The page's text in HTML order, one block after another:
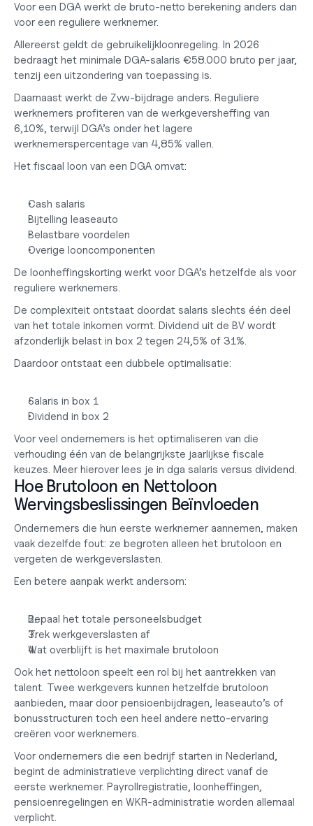
Voor een DGA werkt de bruto-netto berekening anders dan
voor een reguliere werknemer.
Allereerst geldt de gebruikelijkloonregeling. In 2026
bedraagt het minimale DGA-salaris €58.000 bruto per jaar,
tenzij een uitzondering van toepassing is.
Daarnaast werkt de Zvw-bijdrage anders. Reguliere
werknemers profiteren van de werkgeversheffing van
6,10%, terwijl DGA’s onder het lagere
werknemerspercentage van 4,85% vallen.
Het fiscaal loon van een DGA omvat:
Cash salaris
Bijtelling leaseauto
Belastbare voordelen
Overige looncomponenten
De loonheffingskorting werkt voor DGA’s hetzelfde als voor
reguliere werknemers.
De complexiteit ontstaat doordat salaris slechts één deel
van het totale inkomen vormt. Dividend uit de BV wordt
afzonderlijk belast in box 2 tegen 24,5% of 31%.
Daardoor ontstaat een dubbele optimalisatie:
Salaris in box 1
Dividend in box 2
Voor veel ondernemers is het optimaliseren van die
verhouding één van de belangrijkste jaarlijkse fiscale
keuzes. Meer hierover lees je in dga salaris versus dividend.
Hoe Brutoloon en Nettoloon
Wervingsbeslissingen Beïnvloeden
Ondernemers die hun eerste werknemer aannemen, maken
vaak dezelfde fout: ze begroten alleen het brutoloon en
vergeten de werkgeverslasten.
Een betere aanpak werkt andersom:
Bepaal het totale personeelsbudget
Trek werkgeverslasten af
Wat overblijft is het maximale brutoloon
Ook het nettoloon speelt een rol bij het aantrekken van
talent. Twee werkgevers kunnen hetzelfde brutoloon
aanbieden, maar door pensioenbijdragen, leaseauto’s of
bonusstructuren toch een heel andere netto-ervaring
creëren voor werknemers.
Voor ondernemers die een bedrijf starten in Nederland,
begint de administratieve verplichting direct vanaf de
eerste werknemer. Payrollregistratie, loonheffingen,
pensioenregelingen en WKR-administratie worden allemaal
verplicht.